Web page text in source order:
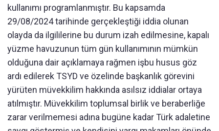
kullanımı programlanmıştır. Bu kapsamda
29/08/2024 tarihinde gerçekleştiği iddia olunan
olayda da ilgililerine bu durum izah edilmesine, kapalı
yüzme havuzunun tüm gün kullanımının mümkün
olduğuna dair açıklamaya rağmen işbu husus göz
ardı edilerek TSYD ve özelinde başkanlık görevini
yürüten müvekkilim hakkında asılsız iddialar ortaya
atılmıştır. Müvekkilim toplumsal birlik ve beraberliğe
zarar verilmemesi adına bugüne kadar Türk adaletine